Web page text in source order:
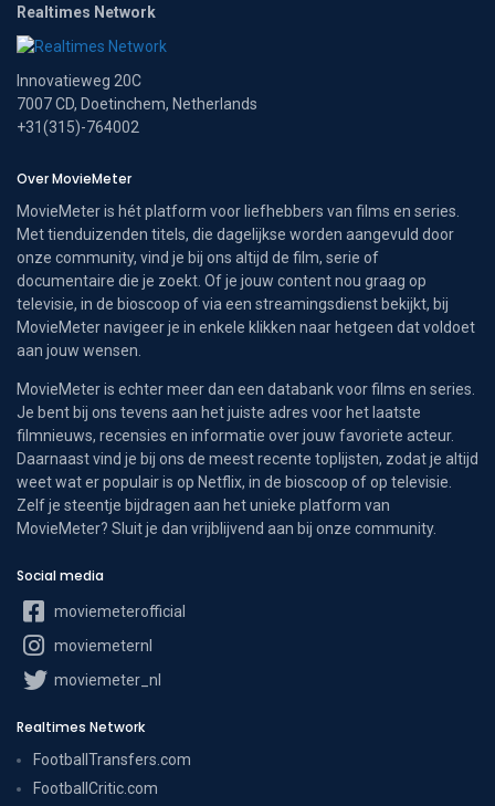
Realtimes Network
Innovatieweg 20C
7007 CD, Doetinchem, Netherlands
+31(315)-764002
Over MovieMeter
MovieMeter is hét platform voor liefhebbers van films en series.
Met tienduizenden titels, die dagelijkse worden aangevuld door
onze community, vind je bij ons altijd de film, serie of
documentaire die je zoekt. Of je jouw content nou graag op
televisie, in de bioscoop of via een streamingsdienst bekijkt, bij
MovieMeter navigeer je in enkele klikken naar hetgeen dat voldoet
aan jouw wensen.
MovieMeter is echter meer dan een databank voor films en series.
Je bent bij ons tevens aan het juiste adres voor het laatste
filmnieuws, recensies en informatie over jouw favoriete acteur.
Daarnaast vind je bij ons de meest recente toplijsten, zodat je altijd
weet wat er populair is op Netflix, in de bioscoop of op televisie.
Zelf je steentje bijdragen aan het unieke platform van
MovieMeter? Sluit je dan vrijblijvend aan bij onze community.
Social media
moviemeterofficial
moviemeternl
moviemeter_nl
Realtimes Network
FootballTransfers.com
FootballCritic.com